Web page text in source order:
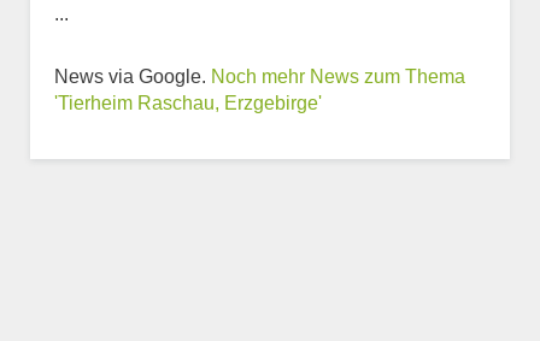
Weitere Informationen
zum Tierheim
...
News via Google. Noch mehr News zum Thema
'Tierheim Raschau, Erzgebirge'